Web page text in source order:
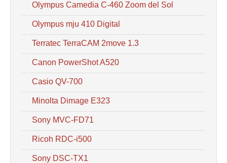
Olympus Camedia C-460 Zoom del Sol
Olympus mju 410 Digital
Terratec TerraCAM 2move 1.3
Canon PowerShot A520
Casio QV-700
Minolta Dimage E323
Sony MVC-FD71
Ricoh RDC-i500
Sony DSC-TX1